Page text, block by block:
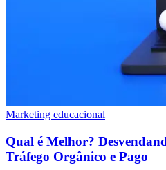
Marketing educacional
Qual é Melhor?
Tráfego Orgânico e Pago